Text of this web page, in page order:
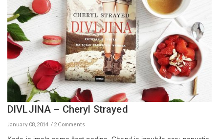
DIVLJINA – Cheryl Strayed
January 08, 2014 2 Comments